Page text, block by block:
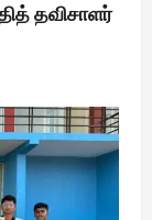
தவிசாளர்